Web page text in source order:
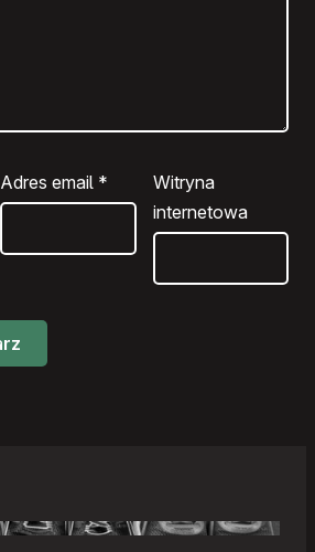
Adres email *
Witryna
internetowa